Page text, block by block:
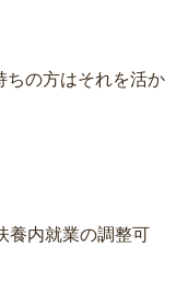
ちの方はそれを活か
養内就業の調整可